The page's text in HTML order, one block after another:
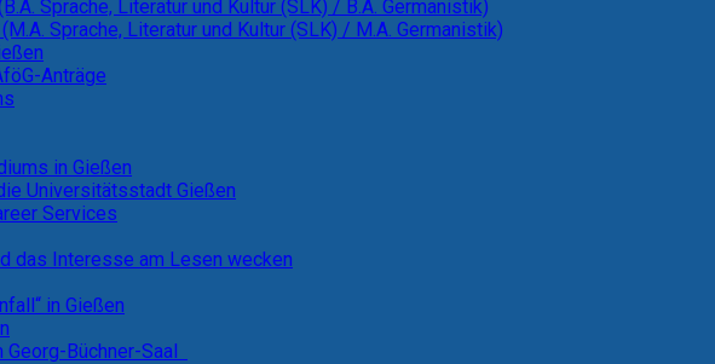
Sprache, Literatur und Kultur (SLK) / B.A. Germanistik)
Sprache, Literatur und Kultur (SLK) / M.A. Germanistik)
Anträge
in Gießen
Universitätsstadt Gießen
Services
das Interesse am Lesen wecken
in Gießen
Büchner-Saal